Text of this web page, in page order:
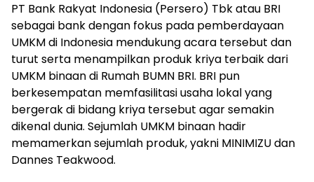
PT Bank Rakyat Indonesia (Persero) Tbk atau BRI
sebagai bank dengan fokus pada pemberdayaan
UMKM di Indonesia mendukung acara tersebut dan
turut serta menampilkan produk kriya terbaik dari
UMKM binaan di Rumah BUMN BRI. BRI pun
berkesempatan memfasilitasi usaha lokal yang
bergerak di bidang kriya tersebut agar semakin
dikenal dunia. Sejumlah UMKM binaan hadir
memamerkan sejumlah produk, yakni MINIMIZU dan
Dannes Teakwood.